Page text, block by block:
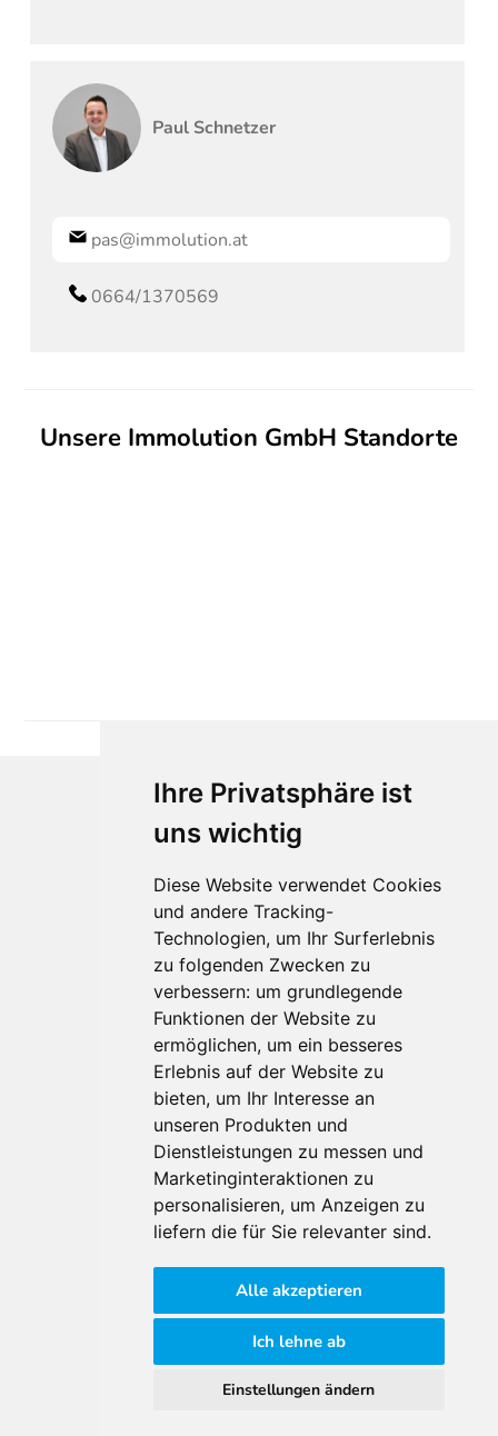
Ihre Privatsphäre ist
uns wichtig
Diese Website verwendet Cookies
und andere Tracking-
Technologien, um Ihr Surferlebnis
zu folgenden Zwecken zu
verbessern: um grundlegende
Funktionen der Website zu
ermöglichen, um ein besseres
Erlebnis auf der Website zu
bieten, um Ihr Interesse an
unseren Produkten und
Dienstleistungen zu messen und
Marketinginteraktionen zu
personalisieren, um Anzeigen zu
liefern die für Sie relevanter sind.
Alle akzeptieren
Ich lehne ab
Einstellungen ändern
Paul Schnetzer
pas@immolution.at
0664/1370569
Unsere Immolution GmbH Standorte
Für Makler:innen
Über Uns
Vorteile
Kontakt
Software Partner
Teilnahme
FAQ
Für Makler:innen
Impressum
AGB
Datenschutzklärung
Cookie Richtlinie